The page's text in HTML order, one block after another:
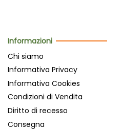
Informazioni
Chi siamo
Informativa Privacy
Informativa Cookies
Condizioni di Vendita
Diritto di recesso
Consegna